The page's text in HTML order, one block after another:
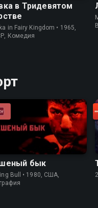
в Тридевятом
in Fairy Kingdom • 1965,
Комедия
бык
Bull • 1980, США,